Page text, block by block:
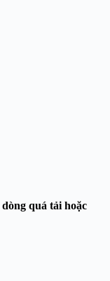
dòng quá tải hoặc